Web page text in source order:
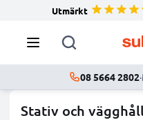
Utmärkt
08 5664 2802·
Stativ och